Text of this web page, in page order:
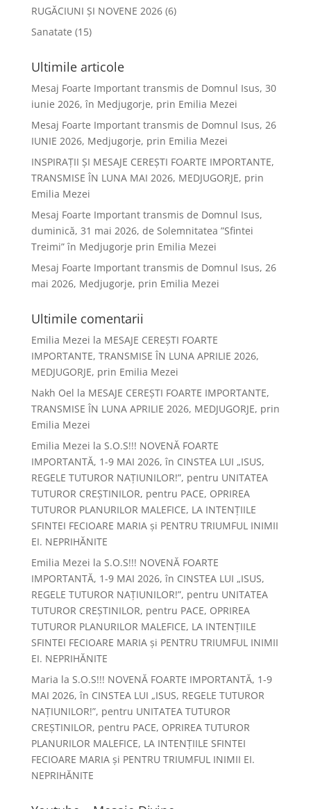
RUGĂCIUNI ȘI NOVENE 2026(6)
Sanatate (15)
Ultimile articole
Mesaj Foarte Important transmis de Domnul Isus, 30
iunie 2026, în Medjugorje, prin Emilia Mezei
Mesaj Foarte Important transmis de Domnul Isus, 26
IUNIE 2026, Medjugorje, prin Emilia Mezei
INSPIRAȚII ȘI MESAJE CEREȘTI FOARTE IMPORTANTE,
TRANSMISE ÎN LUNA MAI 2026, MEDJUGORJE, prin
Emilia Mezei
Mesaj Foarte Important transmis de Domnul Isus,
duminică, 31 mai 2026, de Solemnitatea ”Sfintei
Treimi” în Medjugorje prin Emilia Mezei
Mesaj Foarte Important transmis de Domnul Isus, 26
mai 2026, Medjugorje, prin Emilia Mezei
Ultimile comentarii
Emilia Mezei la MESAJE CEREȘTI FOARTE
IMPORTANTE, TRANSMISE ÎN LUNA APRILIE 2026,
MEDJUGORJE, prin Emilia Mezei
Nakh Oel la MESAJE CEREȘTI FOARTE IMPORTANTE,
TRANSMISE ÎN LUNA APRILIE 2026, MEDJUGORJE, prin
Emilia Mezei
Emilia Mezei la S.O.S!!! NOVENĂ FOARTE
IMPORTANTĂ, 1-9 MAI 2026, în CINSTEA LUI „ISUS,
REGELE TUTUROR NAȚIUNILOR!”, pentru UNITATEA
TUTUROR CREȘTINILOR, pentru PACE, OPRIREA
TUTUROR PLANURILOR MALEFICE, LA INTENȚIILE
SFINTEI FECIOARE MARIA și PENTRU TRIUMFUL INIMII
EI. NEPRIHĂNITE
Emilia Mezei la S.O.S!!! NOVENĂ FOARTE
IMPORTANTĂ, 1-9 MAI 2026, în CINSTEA LUI „ISUS,
REGELE TUTUROR NAȚIUNILOR!”, pentru UNITATEA
TUTUROR CREȘTINILOR, pentru PACE, OPRIREA
TUTUROR PLANURILOR MALEFICE, LA INTENȚIILE
SFINTEI FECIOARE MARIA și PENTRU TRIUMFUL INIMII
EI. NEPRIHĂNITE
Maria la S.O.S!!! NOVENĂ FOARTE IMPORTANTĂ, 1-9
MAI 2026, în CINSTEA LUI „ISUS, REGELE TUTUROR
NAȚIUNILOR!”, pentru UNITATEA TUTUROR
CREȘTINILOR, pentru PACE, OPRIREA TUTUROR
PLANURILOR MALEFICE, LA INTENȚIILE SFINTEI
FECIOARE MARIA și PENTRU TRIUMFUL INIMII EI.
NEPRIHĂNITE